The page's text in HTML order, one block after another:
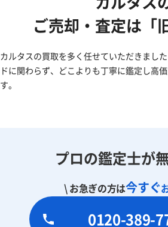
ご売却・査定は「
カルタスの買取を多く任せていただきまし
ドに関わらず、どこよりも丁寧に鑑定し高
す。
プロの鑑定士が
\ お急ぎの方は今すぐ
0120-389-